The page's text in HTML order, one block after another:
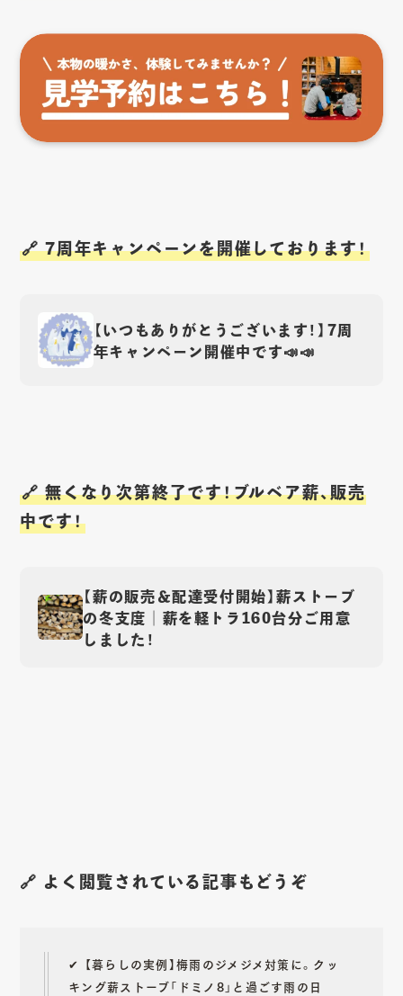
🔗 7周年キャンペーンを開催しております！
【いつもありがとうございます！】7周
年キャンペーン開催中です📣📣
🔗 無くなり次第終了です！ブルベア薪、販売
中です！
【薪の販売＆配達受付開始】薪ストーブ
の冬支度｜薪を軽トラ160台分ご用意
しました！
🔗 よく閲覧されている記事もどうぞ
✔︎ 【暮らしの実例】梅雨のジメジメ対策に。クッ
キング薪ストーブ「ドミノ8」と過ごす雨の日